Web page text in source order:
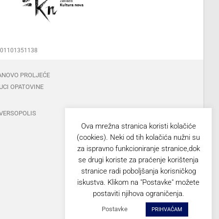
PROLJEĆE
OPATOVINE
Ova mrežna stranica koristi kolačiće
(cookies). Neki od tih kolačića nužni su
za ispravno funkcioniranje stranice,dok
se drugi koriste za praćenje korištenja
stranice radi poboljšanja korisničkog
iskustva. Klikom na "Postavke" možete
postaviti njihova ograničenja.
Postavke PRIHVAĆAM